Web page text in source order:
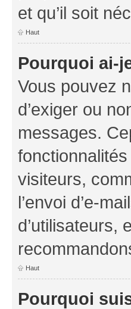
et qu’il soit
Haut
Pourquoi ai-
Vous pouvez
d’exiger ou
messages.
visiteurs,
l’envoi d’e-
d’utilisateurs,
Haut
Pourquoi